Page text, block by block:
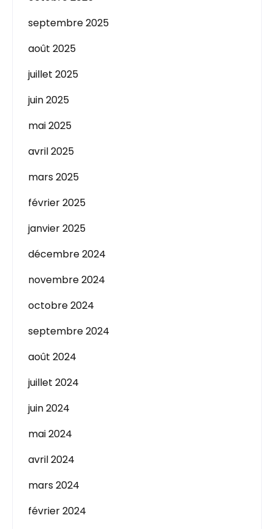
septembre 2025
août 2025
juillet 2025
juin 2025
mai 2025
avril 2025
mars 2025
février 2025
janvier 2025
décembre 2024
novembre 2024
octobre 2024
septembre 2024
août 2024
juillet 2024
juin 2024
mai 2024
avril 2024
mars 2024
février 2024